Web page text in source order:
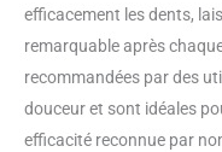
efficacement les dents,
remarquable après
recommandées par des
douceur et sont idéales
efficacité reconnue par